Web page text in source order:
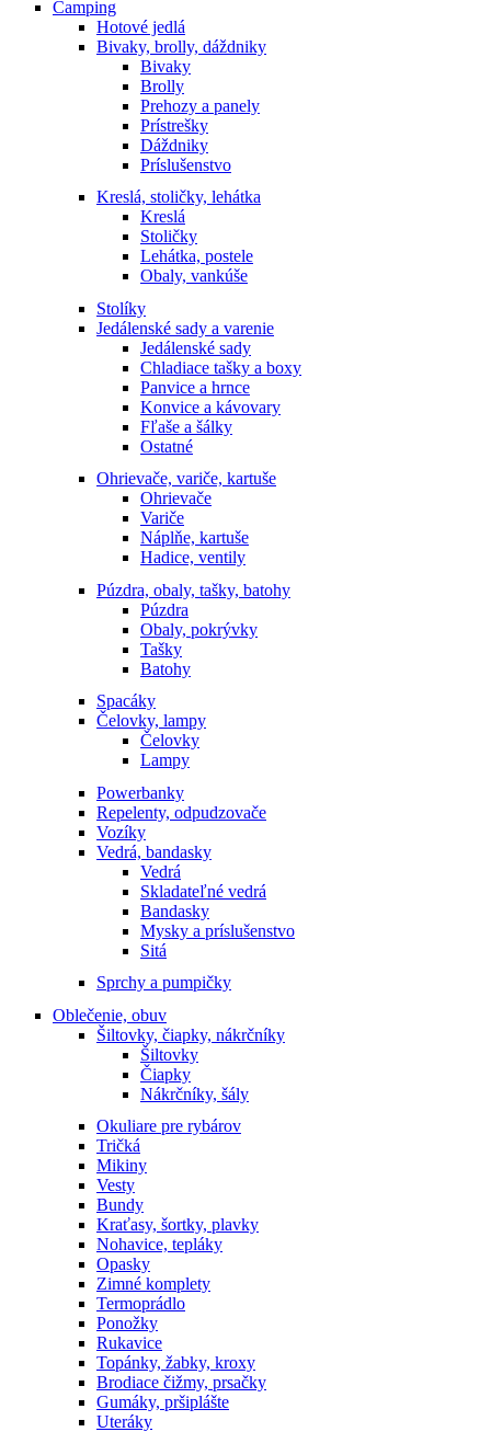
Camping
Hotové jedlá
Bivaky, brolly, dáždniky
Bivaky
Brolly
Prehozy a panely
Prístrešky
Dáždniky
Príslušenstvo
Kreslá, stoličky, lehátka
Kreslá
Stoličky
Lehátka, postele
Obaly, vankúše
Stolíky
Jedálenské sady a varenie
Jedálenské sady
Chladiace tašky a boxy
Panvice a hrnce
Konvice a kávovary
Fľaše a šálky
Ostatné
Ohrievače, variče, kartuše
Ohrievače
Variče
Náplňe, kartuše
Hadice, ventily
Púzdra, obaly, tašky, batohy
Púzdra
Obaly, pokrývky
Tašky
Batohy
Spacáky
Čelovky, lampy
Čelovky
Lampy
Powerbanky
Repelenty, odpudzovače
Vozíky
Vedrá, bandasky
Vedrá
Skladateľné vedrá
Bandasky
Mysky a príslušenstvo
Sitá
Sprchy a pumpičky
Oblečenie, obuv
Šiltovky, čiapky, nákrčníky
Šiltovky
Čiapky
Nákrčníky, šály
Okuliare pre rybárov
Tričká
Mikiny
Vesty
Bundy
Kraťasy, šortky, plavky
Nohavice, tepláky
Opasky
Zimné komplety
Termoprádlo
Ponožky
Rukavice
Topánky, žabky, kroxy
Brodiace čižmy, prsačky
Gumáky, pršiplášte
Uteráky